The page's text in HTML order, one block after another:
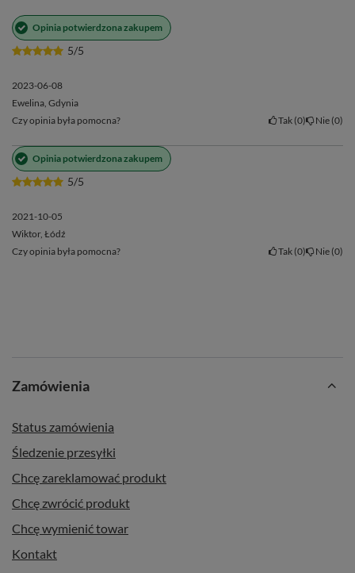
5/5
Opinia potwierdzona zakupem
2023-06-08
Ewelina, Gdynia
Czy opinia była pomocna?
Tak 0 Nie 0
5/5
Opinia potwierdzona zakupem
2021-10-05
Wiktor, Łódź
Czy opinia była pomocna?
Tak 0 Nie 0
Zamówienia
Status zamówienia
Śledzenie przesyłki
Chcę zareklamować produkt
Chcę zwrócić produkt
Chcę wymienić towar
Kontakt